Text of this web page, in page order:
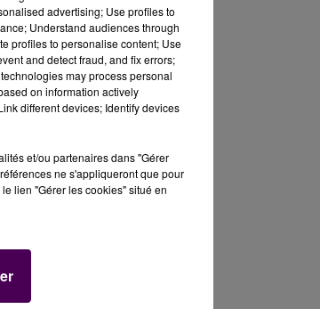
du
peur
plus
la #8,
advertising; Use profiles to
Understand audiences through
profiles to personalise content; Use
and detect fraud, and fix errors;
may process personal
on information actively
different devices; Identify devices
et/ou partenaires dans "Gérer
ne s'appliqueront que pour
lien "Gérer les cookies" situé en